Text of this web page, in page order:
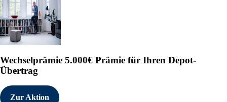
Wechselprämie 5.000€ Prämie für Ihren Depot-
Übertrag
Zur Aktion